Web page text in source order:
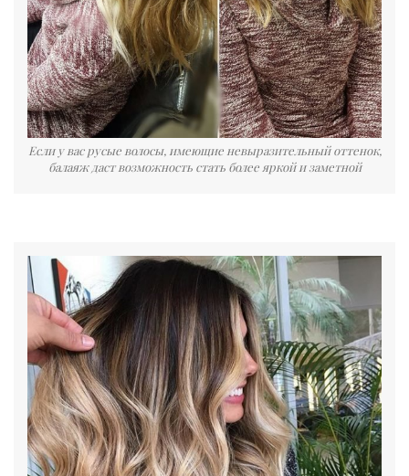
Если у вас русые волосы, имеющие невыразительный оттенок,
балаяж даст возможность стать более яркой и заметной